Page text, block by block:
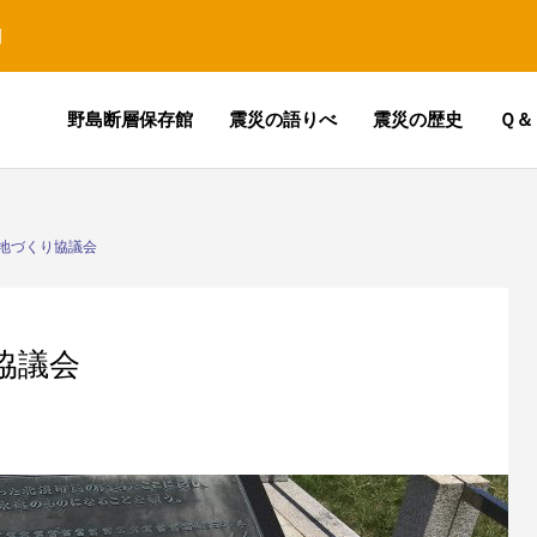
野島断層保存館 震災の語りべ 震災の歴史 Ｑ
づくり協議会
議会